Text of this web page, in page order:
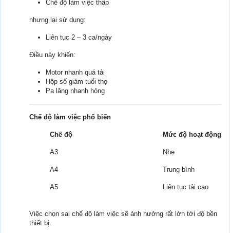
Chế độ làm việc thấp
nhưng lại sử dụng:
Liên tục 2 – 3 ca/ngày
Điều này khiến:
Motor nhanh quá tải
Hộp số giảm tuổi thọ
Pa lăng nhanh hỏng
Chế độ làm việc phổ biến
Chế độ Mức độ hoạt động
A3 Nhẹ
A4 Trung bình
A5 Liên tục tải cao
Việc chọn sai chế độ làm việc sẽ ảnh hưởng rất lớn tới độ bền
thiết bị.